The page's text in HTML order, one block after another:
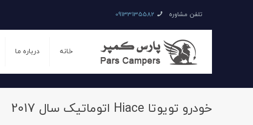
تلفن مشاوره 09133135582
خانه درباره ما
خودرو تویوتا Hiace اتوماتیک سال 2017